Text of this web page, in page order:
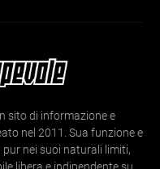
sito di informazione e
nel 2011. Sua funzione e
nei suoi naturali limiti,